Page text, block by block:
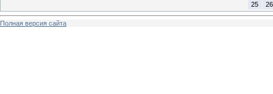
25
26
Полная версия сайта